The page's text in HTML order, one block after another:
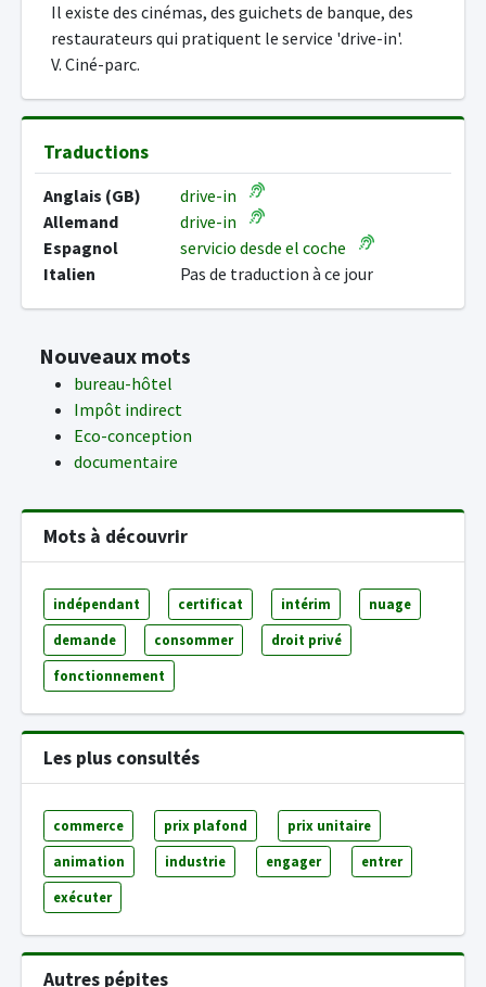
Il existe des cinémas, des guichets de banque, des
restaurateurs qui pratiquent le service 'drive-in'.
V. Ciné-parc.
Traductions
Anglais (GB)
drive-in
Allemand
drive-in
Espagnol
servicio desde el coche
Italien
Pas de traduction à ce jour
Nouveaux mots
bureau-hôtel
Impôt indirect
Eco-conception
documentaire
Mots à découvrir
indépendant certificat intérim nuage
demande consommer droit privé
fonctionnement
Les plus consultés
commerce prix plafond prix unitaire
animation industrie engager entrer
exécuter
Autres pépites